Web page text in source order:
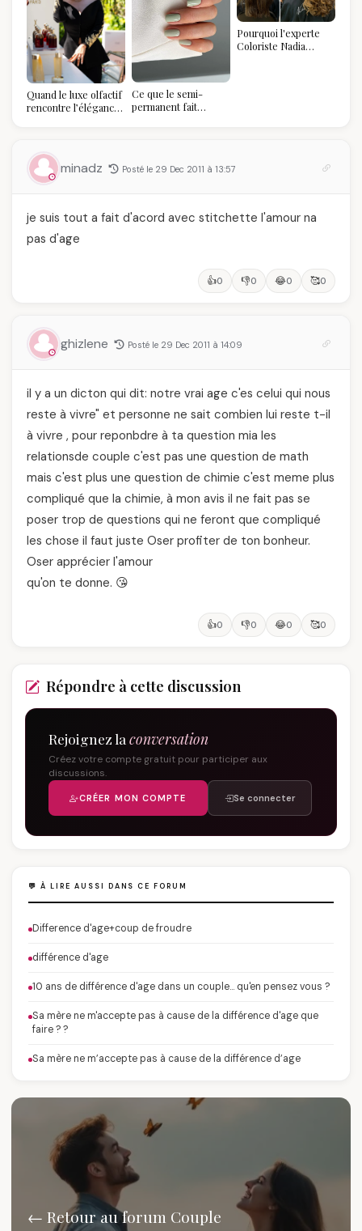
Quand le luxe olfactif
rencontre l’élégance
temps
Ce que le semi-
permanent fait
Pourquoi l'experte
Coloriste Nadia
minadz Posté le 29 Dec 2011 à 13:57
je suis tout a fait d'acord avec stitchette l'amour na
pas d'age
👍0 👎0 😂0 🥰0
ghizlene Posté le 29 Dec 2011 à 14:09
il y a un dicton qui dit: notre vrai age c'es celui qui nous
reste à vivre" et personne ne sait combien lui reste t-il
à vivre , pour reponbdre à ta question mia les
relationsde couple c'est pas une question de math
mais c'est plus une question de chimie c'est meme plus
compliqué que la chimie, à mon avis il ne fait pas se
poser trop de questions qui ne feront que compliqué
les chose il faut juste Oser profiter de ton bonheur.
Oser apprécier l'amour
qu'on te donne. 😘
👍0 👎0 😂0 🥰0
Répondre à cette discussion
Rejoignez la conversation
Créez votre compte gratuit pour participer aux
discussions.
CRÉER MON COMPTE Se connecter
💬 À LIRE AUSSI DANS CE FORUM
Difference d'age+coup de froudre
différence d'age
10 ans de différence d'age dans un couple… qu'en pensez vous ?
Sa mère ne m'accepte pas à cause de la différence d'age que
faire ? ?
Sa mère ne m’accepte pas à cause de la différence d’age
← Retour au forum Couple